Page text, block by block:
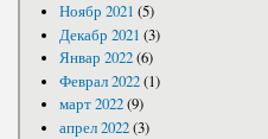
Ноябр 2021 (5)
Декабр 2021 (3)
Январ 2022(6)
Феврал 2022(1)
март 2022(9)
апрел 2022(3)